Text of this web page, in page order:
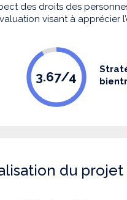
des droits des
visant à apprécier
3.67/4
du projet